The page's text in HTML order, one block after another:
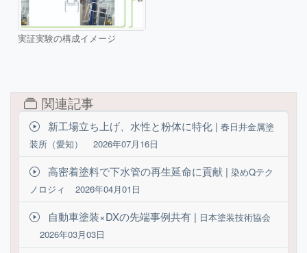
実証実験の構成イメージ
関連記事
新工場立ち上げ、水性と粉体に特化 | 春日井金属塗
装所（愛知）
2026年07月16日
高密着塗料で下水管の再生延命に貢献 | 染めQテク
ノロジィ
2026年04月01日
自動車塗装×DXの先端事例共有 | 日本塗装技術協会
2026年03月03日